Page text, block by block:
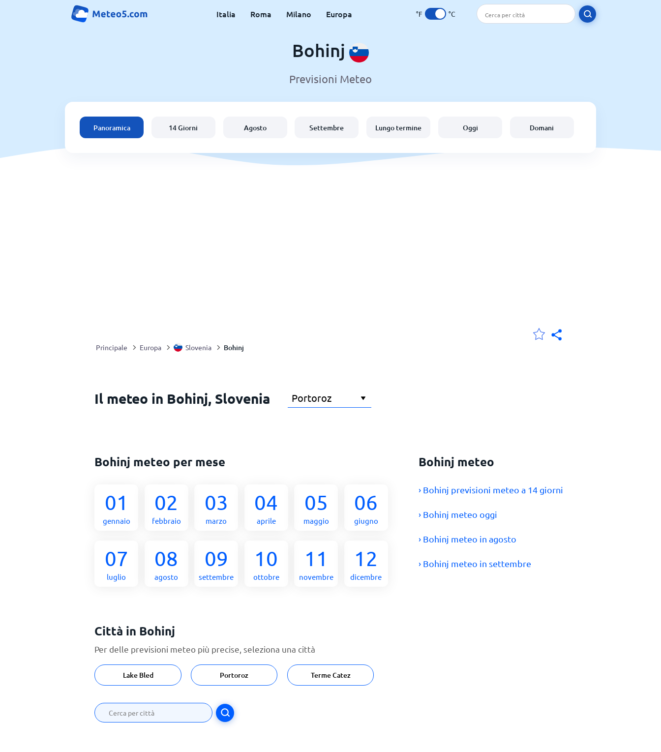
Italia Roma Milano Europa °F °C
Bohinj
Previsioni Meteo
Panoramica 14 Giorni Agosto Settembre Lungo termine Oggi Domani
Principale Europa Slovenia Bohinj
Il meteo in Bohinj, Slovenia
Bohinj meteo per mese
01
gennaio
02
febbraio
03
marzo
04
aprile
05
maggio
06
giugno
07
luglio
08
agosto
09
settembre
10
ottobre
11
novembre
12
dicembre
Bohinj meteo
› Bohinj previsioni meteo a 14 giorni
› Bohinj meteo oggi
› Bohinj meteo in agosto
› Bohinj meteo in settembre
Città in Bohinj
Per delle previsioni meteo più precise, seleziona una città
Lake Bled Portoroz Terme Catez